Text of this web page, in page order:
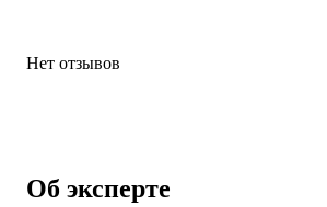
Нет отзывов
Об эксперте